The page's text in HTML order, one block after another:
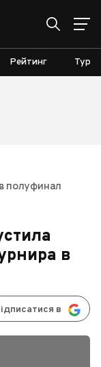
Рейтинг
полуфинал
в
в